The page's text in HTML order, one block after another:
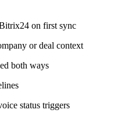
on first sync
or deal context
both ways
status triggers